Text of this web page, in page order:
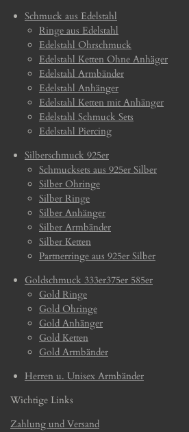
Schmuck aus Edelstahl
Ringe aus Edelstahl
Edelstahl Ohrschmuck
Edelstahl Ketten Ohne Anhäger
Edelstahl Armbänder
Edelstahl Anhänger
Edelstahl Ketten mit Anhänger
Edelstahl Schmuck Sets
Edelstahl Piercing
Silberschmuck 925er
Schmucksets aus 925er Silber
Silber Ohringe
Silber Ringe
Silber Anhänger
Silber Armbänder
Silber Ketten
Partnerringe aus 925er Silber
Goldschmuck 333er375er 585er
Gold Ringe
Gold Ohringe
Gold Anhänger
Gold Ketten
Gold Armbänder
Herren u. Unisex Armbänder
Wichtige Links
Zahlung und Versand